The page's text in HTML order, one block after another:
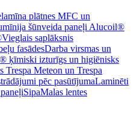
plātnes MFC un
šūnveida paneļi Alucoil®
Vieglais saplāksnis
fasādesDarba virsmas un
ķīmiski izturīgs un higiēnisks
Trespa Meteon un Trespa
pēc pasūtījumaLaminēti
SipaMalas lentes